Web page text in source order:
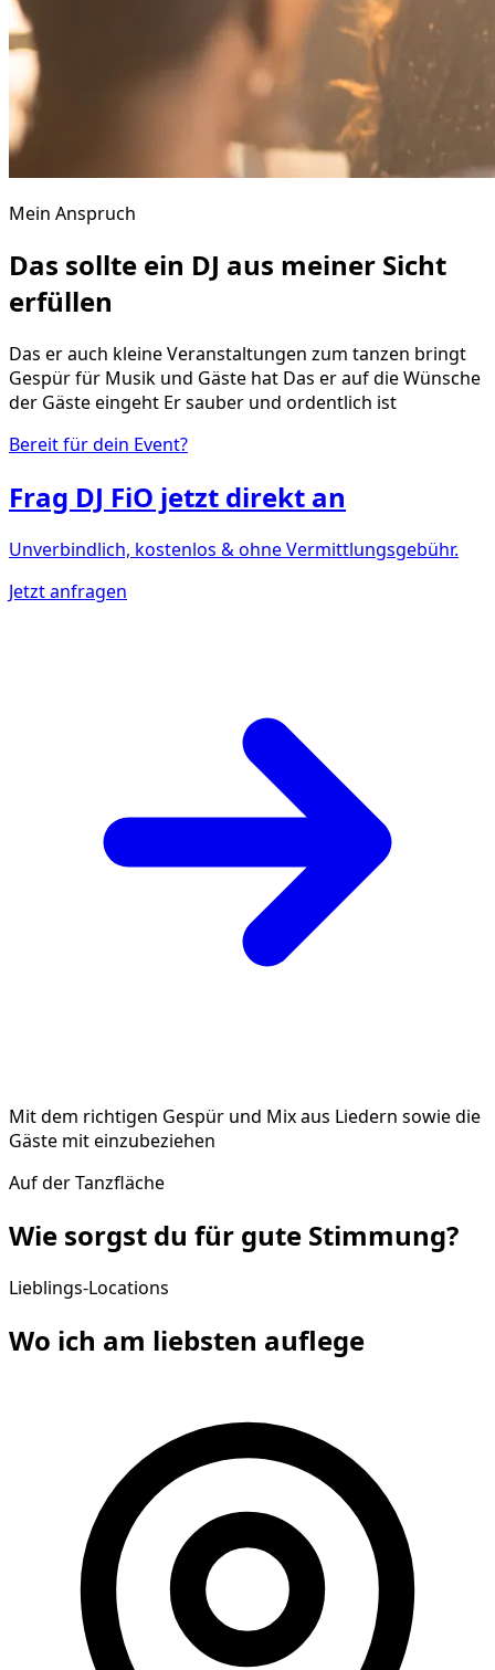
Mein Anspruch
Das sollte ein DJ aus meiner Sicht
erfüllen
Das er auch kleine Veranstaltungen zum tanzen bringt
Gespür für Musik und Gäste hat Das er auf die Wünsche
der Gäste eingeht Er sauber und ordentlich ist
Bereit für dein Event?
Frag DJ FiO jetzt direkt an
Unverbindlich, kostenlos & ohne Vermittlungsgebühr.
Jetzt anfragen
Mit dem richtigen Gespür und Mix aus Liedern sowie die
Gäste mit einzubeziehen
Auf der Tanzfläche
Wie sorgst du für gute Stimmung?
Lieblings-Locations
Wo ich am liebsten auflege